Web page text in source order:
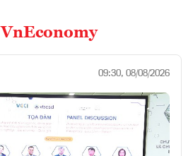
VnEconomy
09:30, 08/08/2026